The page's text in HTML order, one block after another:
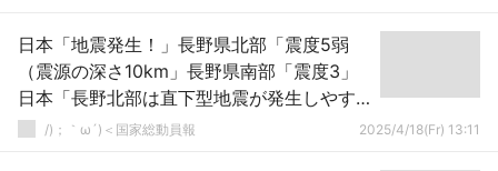
日本「地震発生！」長野県北部「震度5弱
（震源の深さ10km」長野県南部「震度3」
日本「長野北部は直下型地震が発生しやす
い！（要注意」大分県「群発地震（画像」
/)；｀ω´)＜国家総動員報 2025/4/18(Fr) 13:11